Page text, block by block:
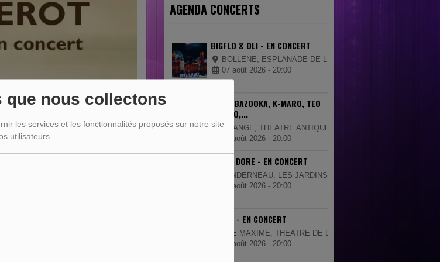
que nous collectons
les services et les fonctionnalités proposés sur notre site
utilisateurs.
AGENDA CONCERTS
BIGFLO & OLI - EN CONCERT
BOLLENE, ESPLANADE DE LA CIGALIERE
07 août 2026 - 20:00
FATAL BAZOOKA, K-MARO, TEO
LAVABO,...
ORANGE, THEATRE ANTIQUE
07 août 2026 - 20:00
JULIEN DORE - EN CONCERT
LANDERNEAU, LES JARDINS DE LA PALUD
08 août 2026 - 20:00
TRINIX - EN CONCERT
STE MAXIME, THEATRE DE LA MER
08 août 2026 - 20:00